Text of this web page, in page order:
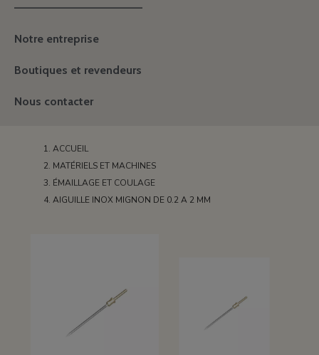
———————————————
Notre entreprise
Boutiques et revendeurs
Nous contacter
ACCUEIL
MATÉRIELS ET MACHINES
ÉMAILLAGE ET COULAGE
AIGUILLE INOX MIGNON DE 0.2 A 2 MM